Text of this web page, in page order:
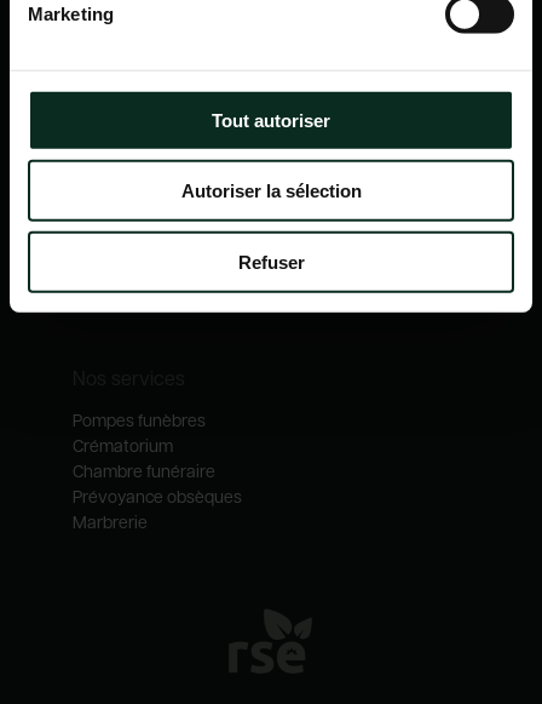
Marketing
Tout autoriser
Autoriser la sélection
Refuser
Itinéraire
Navigation
Qui sommes-nous ?
Notre catalogue
Nos métiers
Pompes funèbres
Crématorium
Chambre funéraire
Prévoyance obsèques
Marbrerie